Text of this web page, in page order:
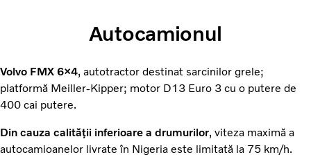
Autocamionul
Volvo FMX 6×4, autotractor destinat sarcinilor grele;
platformă Meiller-Kipper; motor D13 Euro 3 cu o putere de
400 cai putere.
Din cauza calității inferioare a drumurilor, viteza maximă a
autocamioanelor livrate în ­Nigeria este limitată la 75 km/h.